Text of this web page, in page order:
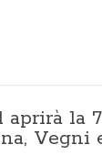
la
Vegni